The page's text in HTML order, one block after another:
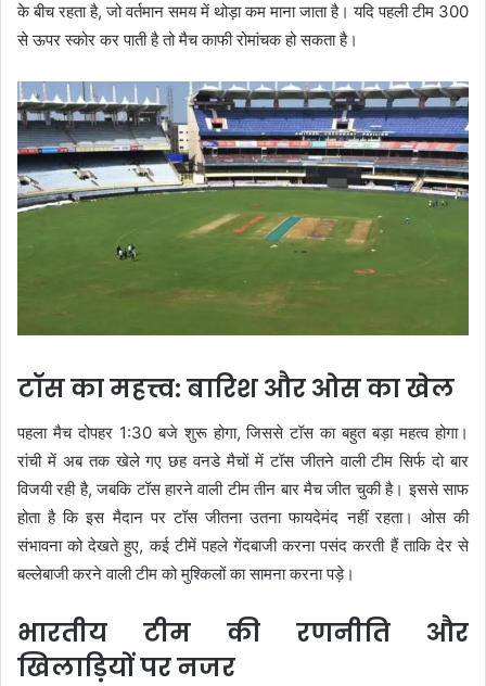
के बीच रहता है, जो वर्तमान समय में थोड़ा कम माना जाता है। यदि पहली टीम 300
से ऊपर स्कोर कर पाती है तो मैच काफी रोमांचक हो सकता है।
टॉस का महत्त्व: बारिश और ओस का खेल
पहला मैच दोपहर 1:30 बजे शुरू होगा, जिससे टॉस का बहुत बड़ा महत्व होगा।
रांची में अब तक खेले गए छह वनडे मैचों में टॉस जीतने वाली टीम सिर्फ दो बार
विजयी रही है, जबकि टॉस हारने वाली टीम तीन बार मैच जीत चुकी है। इससे साफ
होता है कि इस मैदान पर टॉस जीतना उतना फायदेमंद नहीं रहता। ओस की
संभावना को देखते हुए, कई टीमें पहले गेंदबाजी करना पसंद करती हैं ताकि देर से
बल्लेबाजी करने वाली टीम को मुश्किलों का सामना करना पड़े।
भारतीय टीम की रणनीति और
खिलाड़ियों पर नजर